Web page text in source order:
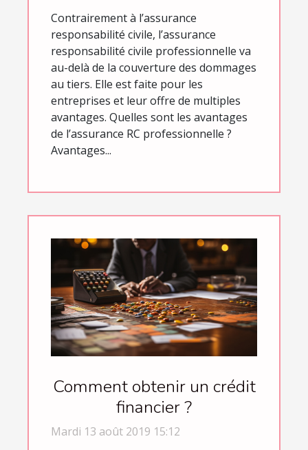
Contrairement à l’assurance
responsabilité civile, l’assurance
responsabilité civile professionnelle va
au-delà de la couverture des dommages
au tiers. Elle est faite pour les
entreprises et leur offre de multiples
avantages. Quelles sont les avantages
de l’assurance RC professionnelle ?
Avantages...
Comment obtenir un crédit
financier ?
Mardi 13 août 2019 15:12